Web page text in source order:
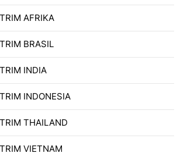
AFRIKA
BRASIL
INDIA
INDONESIA
THAILAND
VIETNAM